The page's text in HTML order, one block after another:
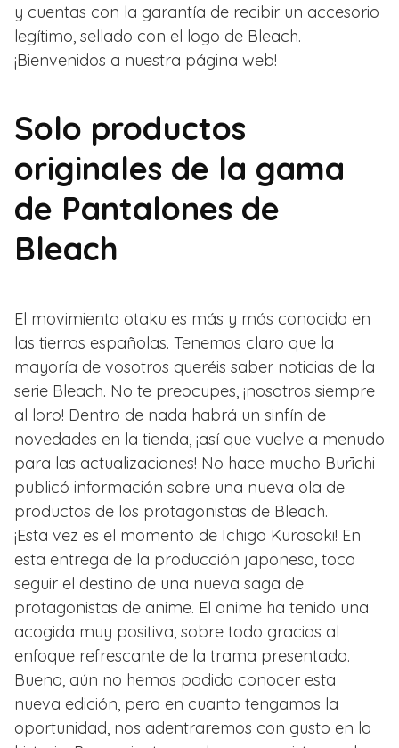
y cuentas con la garantía de recibir un accesorio
legítimo, sellado con el logo de Bleach.
¡Bienvenidos a nuestra página web!
Solo productos
originales de la gama
de Pantalones de
Bleach
El movimiento otaku es más y más conocido en
las tierras españolas. Tenemos claro que la
mayoría de vosotros queréis saber noticias de la
serie Bleach. No te preocupes, ¡nosotros siempre
al loro! Dentro de nada habrá un sinfín de
novedades en la tienda, ¡así que vuelve a menudo
para las actualizaciones! No hace mucho Burīchi
publicó información sobre una nueva ola de
productos de los protagonistas de Bleach.
¡Esta vez es el momento de Ichigo Kurosaki! En
esta entrega de la producción japonesa, toca
seguir el destino de una nueva saga de
protagonistas de anime. El anime ha tenido una
acogida muy positiva, sobre todo gracias al
enfoque refrescante de la trama presentada.
Bueno, aún no hemos podido conocer esta
nueva edición, pero en cuanto tengamos la
oportunidad, nos adentraremos con gusto en la